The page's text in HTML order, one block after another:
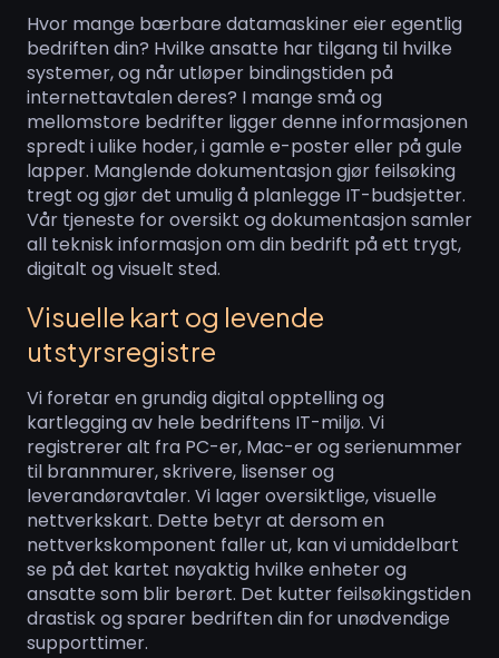
Hvor mange bærbare datamaskiner eier egentlig
bedriften din? Hvilke ansatte har tilgang til hvilke
systemer, og når utløper bindingstiden på
internettavtalen deres? I mange små og
mellomstore bedrifter ligger denne informasjonen
spredt i ulike hoder, i gamle e-poster eller på gule
lapper. Manglende dokumentasjon gjør feilsøking
tregt og gjør det umulig å planlegge IT-budsjetter.
Vår tjeneste for oversikt og dokumentasjon samler
all teknisk informasjon om din bedrift på ett trygt,
digitalt og visuelt sted.
Visuelle kart og levende
utstyrsregistre
Vi foretar en grundig digital opptelling og
kartlegging av hele bedriftens IT-miljø. Vi
registrerer alt fra PC-er, Mac-er og serienummer
til brannmurer, skrivere, lisenser og
leverandøravtaler. Vi lager oversiktlige, visuelle
nettverkskart. Dette betyr at dersom en
nettverkskomponent faller ut, kan vi umiddelbart
se på det kartet nøyaktig hvilke enheter og
ansatte som blir berørt. Det kutter feilsøkingstiden
drastisk og sparer bedriften din for unødvendige
supporttimer.